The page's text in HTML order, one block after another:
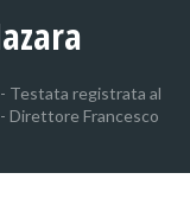
Testata registrata al
Direttore Francesco